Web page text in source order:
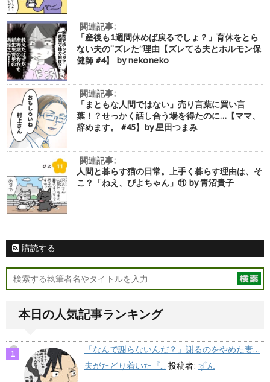
関連記事:
「産後も1週間休めば戻るでしょ？」育休をとら
ない夫の“ズレた”理由【ズレてる夫とホルモン保
健師 #4】 by nekoneko
関連記事:
「まともな人間ではない」売り言葉に買い言
葉！？せっかく話し合う場を得たのに…【ママ、
辞めます。 #45】by 星田つまみ
関連記事:
人間と暮らす猫の日常。上手く暮らす理由は、そ
こ？「ねえ、ぴよちゃん」⑪ by 青沼貴子
購読する
本日の人気記事ランキング
「なんで謝らないんだ？」謝るのをやめた妻…
夫がたどり着いた『... 投稿者: ずん